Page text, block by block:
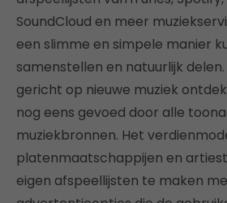
SoundCloud en meer
een slimme en simpele manier
samenstellen en natuurlijk delen.
gericht op nieuwe muziek
nog eens gevoed door alle
muziekbronnen. Het
platenmaatschappijen en
eigen afspeellijsten te maken